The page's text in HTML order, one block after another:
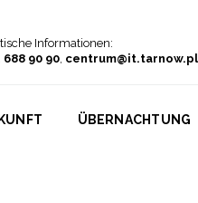
Informationen:
688 90 90, centrum@it.tarnow.pl
ÜBERNACHTUNG